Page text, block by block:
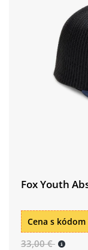
Fox Youth
Cena s kódom
33,00 €